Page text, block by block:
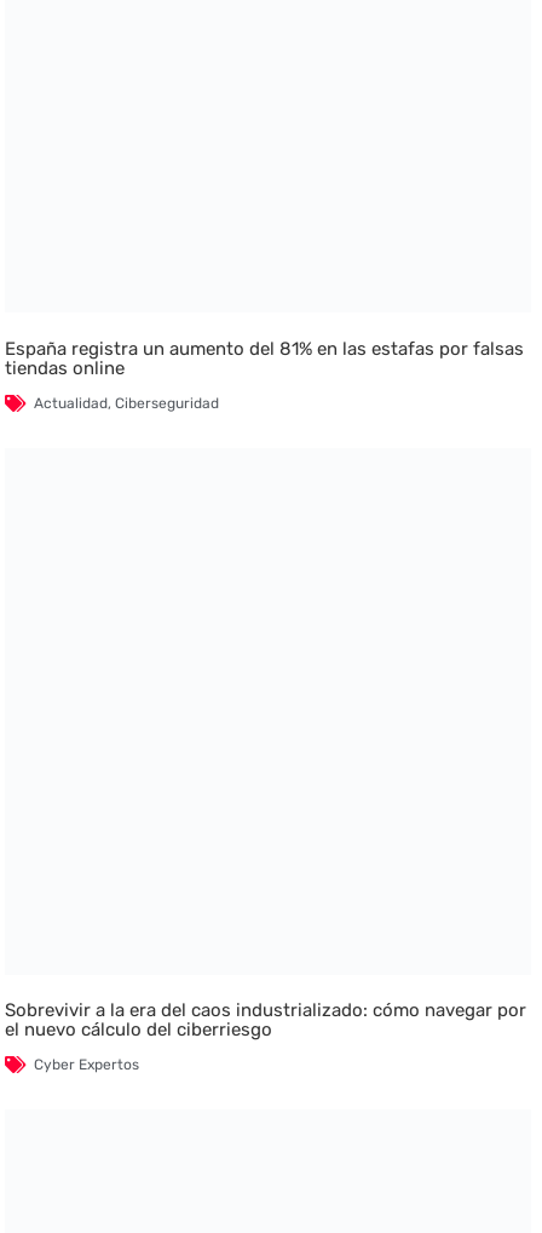
España registra un aumento del 81% en las estafas por falsas
tiendas online
Actualidad,Ciberseguridad
Sobrevivir a la era del caos industrializado: cómo navegar por
el nuevo cálculo del ciberriesgo
Cyber Expertos